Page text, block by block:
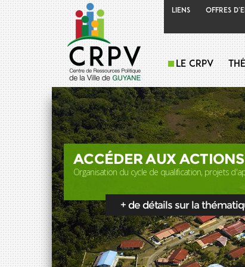
Liens Offres
Le CRPV
ACCÉDER AUX
Organisation du cycle de qualification, projets
+ de détails sur la